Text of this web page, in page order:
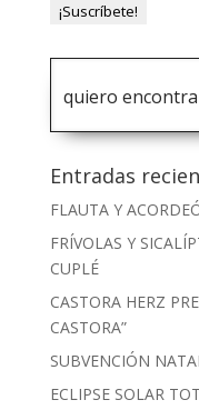
Entradas
FLAUTA Y
FRÍVOLAS Y
CUPLÉ
CASTORA HERZ
CASTORA”
SUBVENCIÓN
ECLIPSE SOLAR